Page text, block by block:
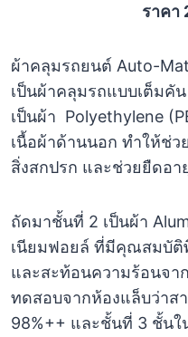
ราคา
ผ้าคลุมรถยนต์ Auto-
เป็นผ้าคลุมรถแบบเต็มคั
เป็นผ้า Polyethylene
เนื้อผ้าด้านนอก ทำให้ช่
สิ่งสกปรก และช่วยยืดอา
ถัดมาชั้นที่ 2 เป็นผ้า
เนียมฟอยล์ ที่มีคุณสมบัติ
และสะท้อนความร้อนจา
ทดสอบจากห้องแล็บว่าส
98%++ และชั้นที่ 3 ชั้นใ